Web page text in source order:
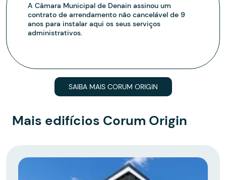
A Câmara Municipal de Denain assinou um
contrato de arrendamento não cancelável de 9
anos para instalar aqui os seus serviços
administrativos.
SAIBA MAIS CORUM ORIGIN
Mais edifícios Corum Origin